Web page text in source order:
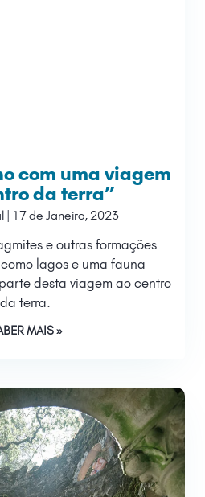
com uma viagem
da terra”
17 de Janeiro, 2023
e outras formações
lagos e uma fauna
desta viagem ao centro
da terra.
MAIS »